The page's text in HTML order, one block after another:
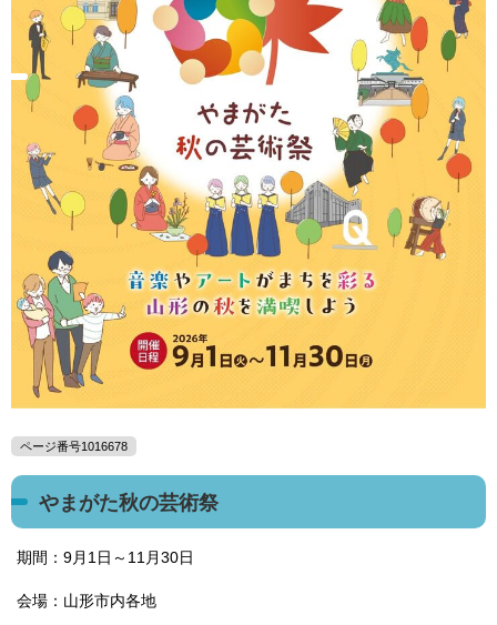
ページ番号1016678
やまがた秋の芸術祭
期間：9月1日～11月30日
会場：山形市内各地